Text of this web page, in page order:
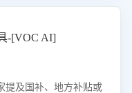
-[VOC AI]
提及国补、地方补贴或